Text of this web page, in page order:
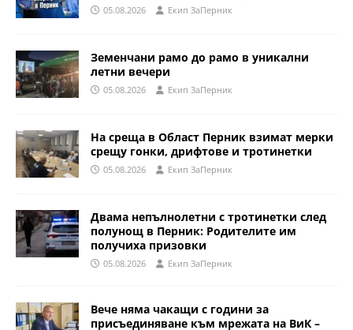
05.08.2026 Eкип ЗаПерник
Земенчани рамо до рамо в уникални
летни вечери
05.08.2026 Eкип ЗаПерник
На среща в Област Перник взимат мерки
срещу гонки, дрифтове и тротинетки
05.08.2026 Eкип ЗаПерник
Двама непълнолетни с тротинетки след
полунощ в Перник: Родителите им
получиха призовки
05.08.2026 Eкип ЗаПерник
Вече няма чакащи с години за
присъединяване към мрежата на ВиК –